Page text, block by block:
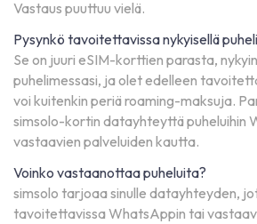
Vastaus puuttuu vielä.
Pysynkö tavoitettavissa nykyisellä
Se on juuri eSIM-korttien parasta,
puhelimessasi, ja olet edelleen
voi kuitenkin periä roaming-maksuja.
simsolo-kortin datayhteyttä puheluihin
vastaavien palveluiden kautta.
Voinko vastaanottaa puheluita?
simsolo tarjoaa sinulle datayhteyden,
tavoitettavissa WhatsAppin tai